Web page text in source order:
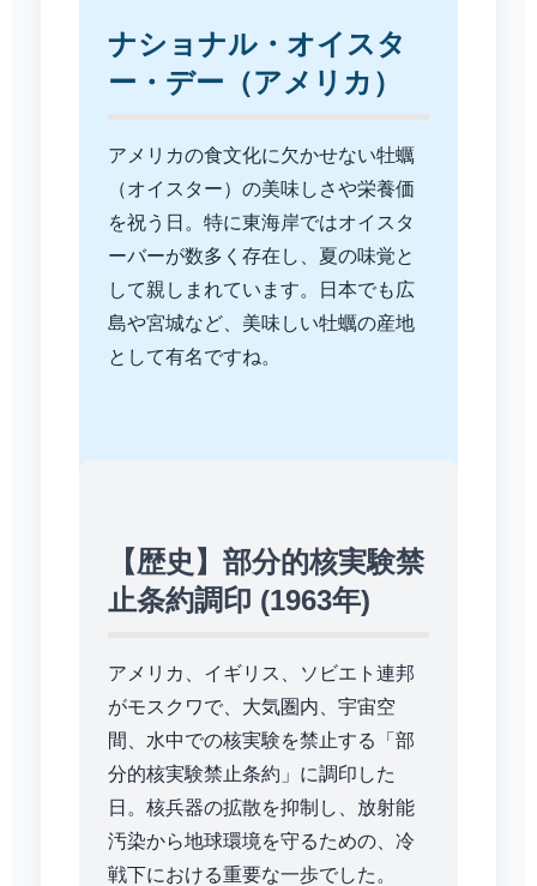
ナショナル・オイスタ
ー・デー（アメリカ）
アメリカの食文化に欠かせない牡蠣
（オイスター）の美味しさや栄養価
を祝う日。特に東海岸ではオイスタ
ーバーが数多く存在し、夏の味覚と
して親しまれています。日本でも広
島や宮城など、美味しい牡蠣の産地
として有名ですね。
【歴史】部分的核実験禁
止条約調印 (1963年)
アメリカ、イギリス、ソビエト連邦
がモスクワで、大気圏内、宇宙空
間、水中での核実験を禁止する「部
分的核実験禁止条約」に調印した
日。核兵器の拡散を抑制し、放射能
汚染から地球環境を守るための、冷
戦下における重要な一歩でした。